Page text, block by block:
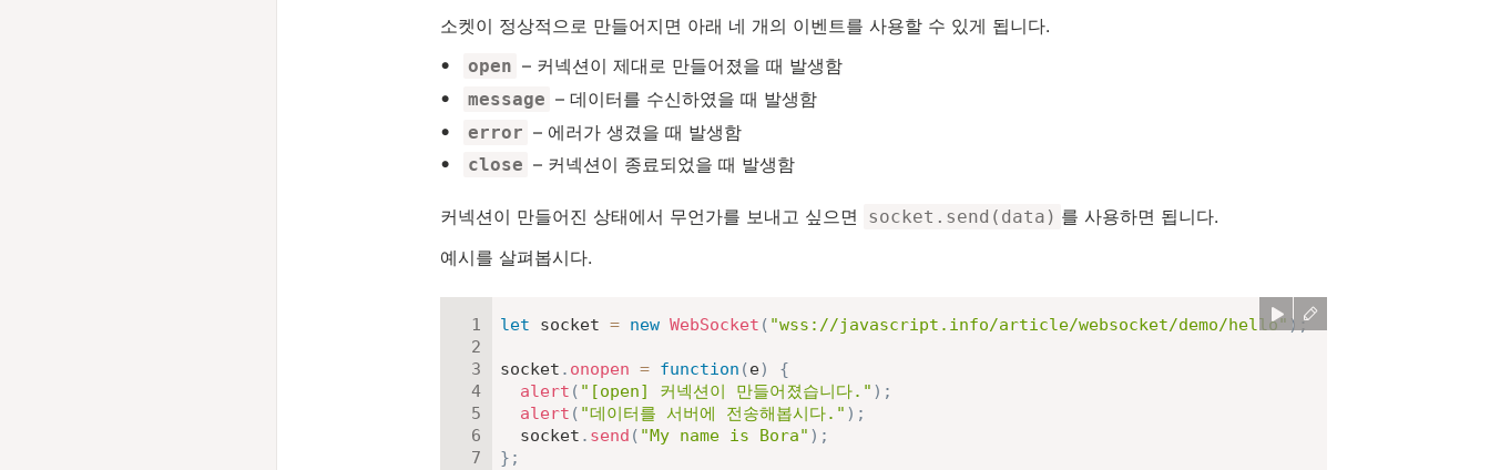
소켓이 정상적으로 만들어지면 아래 네 개의 이벤트를 사용할 수 있게 됩니다.
open – 커넥션이 제대로 만들어졌을 때 발생함
message – 데이터를 수신하였을 때 발생함
error – 에러가 생겼을 때 발생함
close – 커넥션이 종료되었을 때 발생함
커넥션이 만들어진 상태에서 무언가를 보내고 싶으면 socket.send(data) 를 사용하면 됩니다.
예시를 살펴봅시다.
let socket = new WebSocket ( "wss://javascript.info/article/websocket/demo/hello" ) ;
socket . onopen = function (e)
{
alert ( "[open] 커넥션이 만들어졌습니다." ) ;
alert ( "데이터를 서버에 전송해봅시다." ) ;
  socket
. send ( "My name is Bora" ) ;
} ;